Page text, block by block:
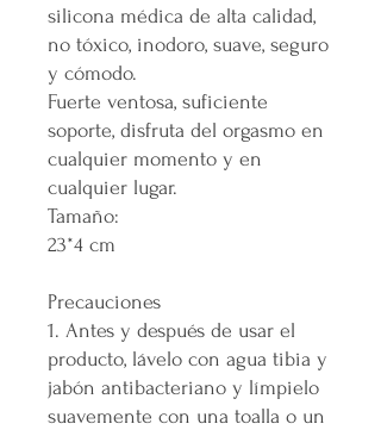
silicona médica de alta calidad,
no tóxico, inodoro, suave, seguro
y cómodo.
Fuerte ventosa, suficiente
soporte, disfruta del orgasmo en
cualquier momento y en
cualquier lugar.
Tamaño:
23*4 cm
Precauciones
1. Antes y después de usar el
producto, lávelo con agua tibia y
jabón antibacteriano y límpielo
suavemente con una toalla o un